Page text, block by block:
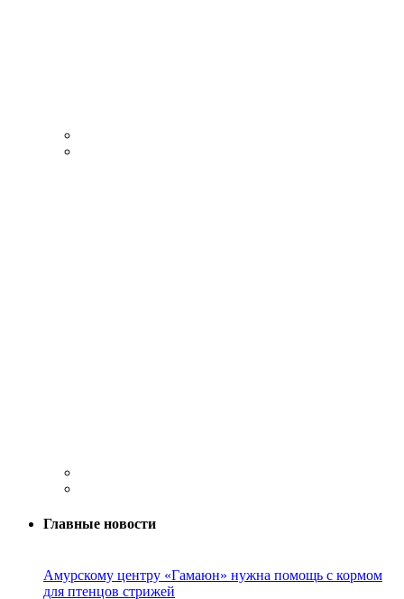
Главные новости
Амурскому центру «Гамаюн» нужна помощь с кормом
для птенцов стрижей